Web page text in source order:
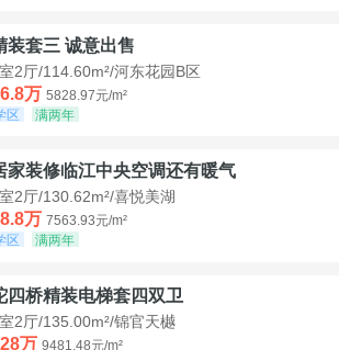
装套三 诚意出售
2厅/114.60m²/河东花园B区
万 5828.97元/m²
区
满两年
家装修临江中央空调还有暖气
2厅/130.62m²/喜悦美湖
万 7563.93元/m²
区
满两年
四桥精装电梯套四双卫
2厅/135.00m²/锦官天樾
万 9481.48元/m²